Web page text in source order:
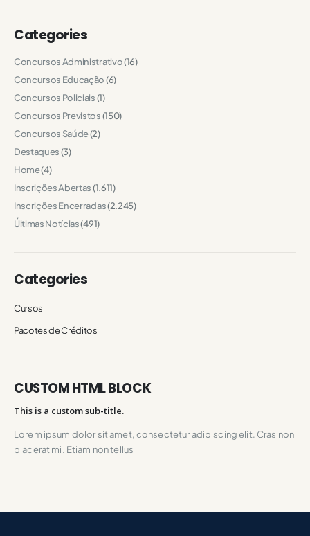
Categories
Concursos Administrativo(16)
Concursos Educação(6)
Concursos Policiais(1)
Concursos Previstos(150)
Concursos Saúde(2)
Destaques(3)
Home(4)
Inscrições Abertas(1.611)
Inscrições Encerradas(2.245)
Últimas Notícias(491)
Categories
Cursos
Pacotes de Créditos
CUSTOM HTML BLOCK
This is a custom sub-title.
Lorem ipsum dolor sit amet, consectetur adipiscing elit. Cras non
placerat mi. Etiam non tellus